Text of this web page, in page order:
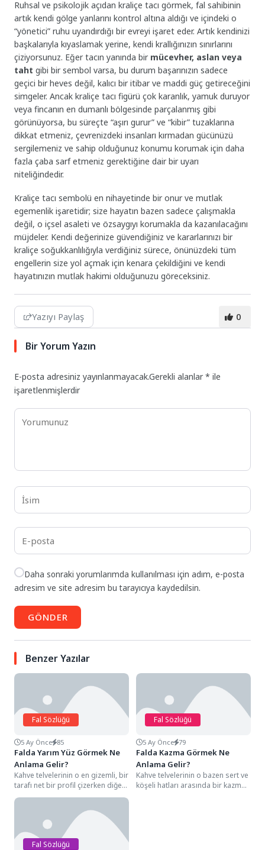
Ruhsal ve psikolojik açıdan kraliçe tacı görmek, fal sahibinin
artık kendi gölge yanlarını kontrol altına aldığı ve içindeki o
“yönetici” ruhu uyandırdığı bir evreyi işaret eder. Artık kendinizi
başkalarıyla kıyaslamak yerine, kendi krallığınızın sınırlarını
çiziyorsunuz. Eğer tacın yanında bir mücevher, aslan veya
taht gibi bir sembol varsa, bu durum başarınızın sadece
geçici bir heves değil, kalıcı bir itibar ve maddi güç getireceğini
simgeler. Ancak kraliçe tacı figürü çok karanlık, yamuk duruyor
veya fincanın en dumanlı bölgesinde parçalanmış gibi
görünüyorsa, bu süreçte “aşırı gurur” ve “kibir” tuzaklarına
dikkat etmeniz, çevrenizdeki insanları kırmadan gücünüzü
sergilemeniz ve sahip olduğunuz konumu korumak için daha
fazla çaba sarf etmeniz gerektiğine dair bir uyarı
niteliğindedir.
Kraliçe tacı sembolü en nihayetinde bir onur ve mutlak
egemenlik işaretidir; size hayatın bazen sadece çalışmakla
değil, o içsel asaleti ve özsaygıyı korumakla da kazanılacağını
müjdeler. Kendi değerinize güvendiğiniz ve kararlarınızı bir
kraliçe soğukkanlılığıyla verdiğiniz sürece, önünüzdeki tüm
engellerin size yol açmak için kenara çekildiğini ve kendi
hayatınızın mutlak hakimi olduğunuzu göreceksiniz.
Yazıyı Paylaş 0
Bir Yorum Yazın
E-posta adresiniz yayınlanmayacak.Gerekli alanlar* ile
işaretlenmişlerdir
Daha sonraki yorumlarımda kullanılması için adım, e-posta
adresim ve site adresim bu tarayıcıya kaydedilsin.
GÖNDER
Benzer Yazılar
Fal Sözlüğü
5 Ay Önce 85
Falda Yarım Yüz Görmek Ne
Anlama Gelir?
Kahve telvelerinin o en gizemli, bir
tarafı net bir profil çizerken diğer
tarafı telvelerin içinde...
Fal Sözlüğü
5 Ay Önce 79
Falda Kazma Görmek Ne
Anlama Gelir?
Kahve telvelerinin o bazen sert ve
köşeli hatları arasında bir kazma
Fal Sözlüğü